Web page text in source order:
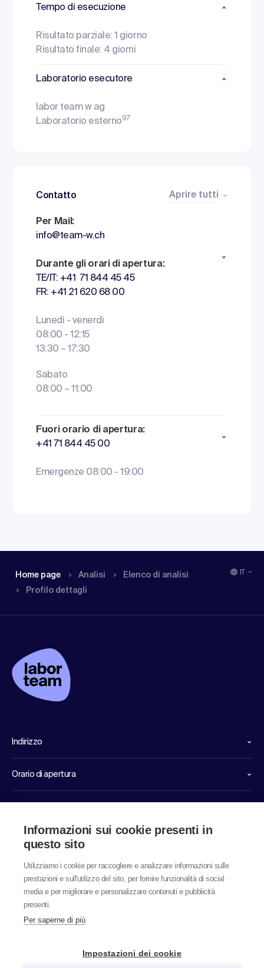
Tempo di esecuzione
Risultato parziale: 1 giorno
Risultato finale: 4 giorni
Laboratorio esecutore
labor team w ag
Laboratorio esterno97
Contatto Aprire tutti
Per Mail:
info@team-w.ch
Durante gli orari di apertura:
TE/IT: +41 71 844 45 45
FR: +41 21 620 68 00
Lunedì - venerdì
08:00 - 12:15
13:30 – 17:30
Sabato
08:00 – 11:00
Fuori orario di apertura:
+41 71 844 45 00
Emergenze 08:00 - 19:00
Home page Analisi
Elenco di analisi
Profilo dettagli
Indirizzo
Orario di apertura
Informazioni sui cookie presenti in
questo sito
Utilizziamo i cookie per raccogliere e analizzare informazioni sulle
prestazioni e sull'utilizzo del sito, per fornire funzionalità di social
media e per migliorare e personalizzare contenuti e pubblicità
presenti.
Per saperne di più
Impostazioni dei cookie